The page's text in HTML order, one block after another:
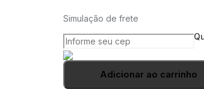
Simulação de frete
Adicionar ao carrinho